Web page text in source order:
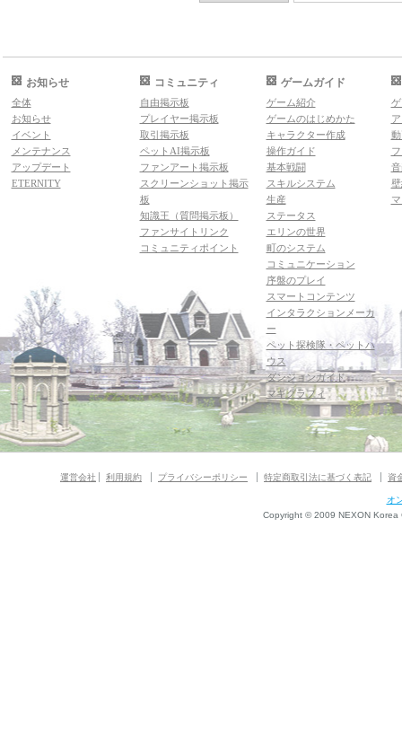
お知らせ
全体
お知らせ
イベント
メンテナンス
アップデート
ETERNITY
コミュニティ
自由掲示板
プレイヤー掲示板
取引掲示板
ペットAI掲示板
ファンアート掲示板
スクリーンショット掲示
板
知識王（質問掲示板）
ファンサイトリンク
コミュニティポイント
ゲームガイド
ゲーム紹介
ゲームのはじめかた
キャラクター作成
操作ガイド
基本戦闘
スキルシステム
生産
ステータス
エリンの世界
町のシステム
コミュニケーション
序盤のプレイ
スマートコンテンツ
インタラクションメーカ
ー
ペット探検隊・ペットハ
ウス
ダンジョンガイド
マギグラフィ
運営会社 利用規約 プライバシーポリシー 特定商取引法に基づく表記 資
オ
Copyright © 2009 NEXON Korea